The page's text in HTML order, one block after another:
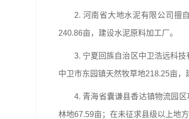
2. 河南省大地水泥有限公司擅
240.86亩，建设水泥原料加工厂。
3. 宁夏回族自治区中卫浩远科
中卫市东园镇天然牧草地218.25亩，
4. 青海省囊谦县香达镇物流园
林地67.59亩；在未征求县级以上地